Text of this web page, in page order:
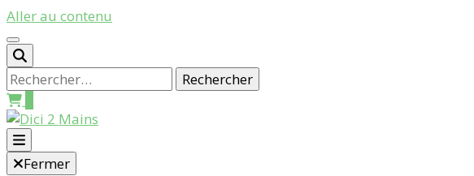
Aller au contenu
Rechercher :
Galerie Boutique des Métiers d’Art
Fermer